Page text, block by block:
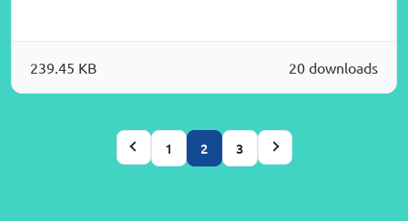
20 downloads
239.45 KB
1 2 3